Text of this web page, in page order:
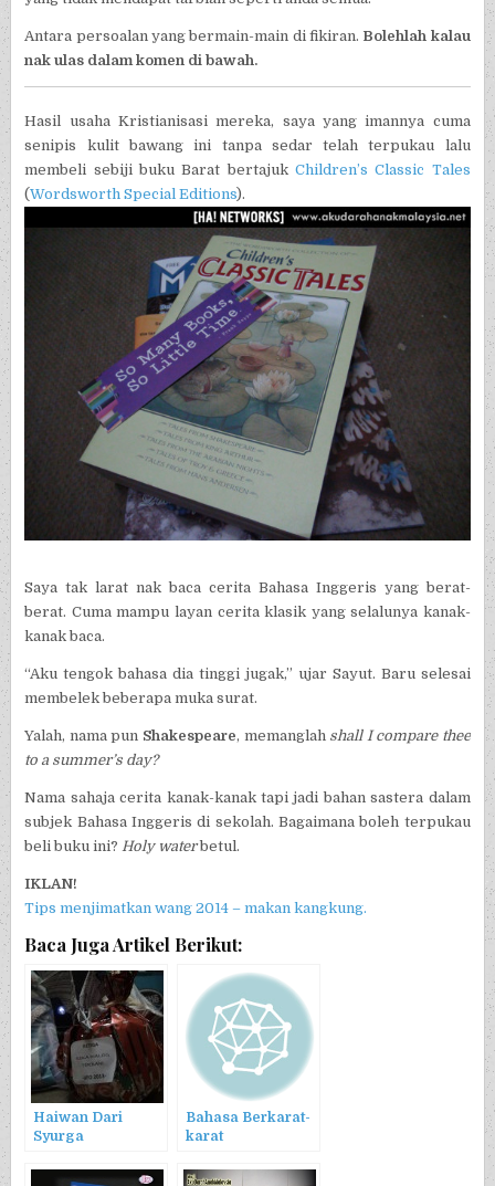
Antara persoalan yang bermain-main di fikiran. Bolehlah kalau
nak ulas dalam komen di bawah.
Hasil usaha Kristianisasi mereka, saya yang imannya cuma
senipis kulit bawang ini tanpa sedar telah terpukau lalu
membeli sebiji buku Barat bertajuk Children’s Classic Tales
(Wordsworth Special Editions).
Saya tak larat nak baca cerita Bahasa Inggeris yang berat-
berat. Cuma mampu layan cerita klasik yang selalunya kanak-
kanak baca.
“Aku tengok bahasa dia tinggi jugak,” ujar Sayut. Baru selesai
membelek beberapa muka surat.
Yalah, nama pun Shakespeare, memanglah shall I compare thee
to a summer’s day?
Nama sahaja cerita kanak-kanak tapi jadi bahan sastera dalam
subjek Bahasa Inggeris di sekolah. Bagaimana boleh terpukau
beli buku ini? Holy waterbetul.
IKLAN!
Tips menjimatkan wang 2014 – makan kangkung.
Baca Juga Artikel Berikut:
Haiwan Dari
Syurga
Bahasa Berkarat-
karat